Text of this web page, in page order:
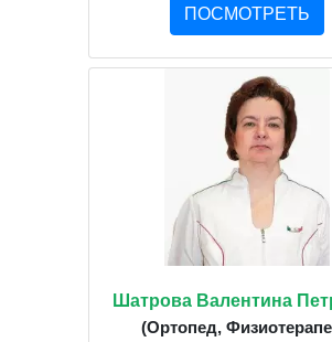
ПОСМОТРЕТЬ
Шатрова Валентина
(Ортопед,